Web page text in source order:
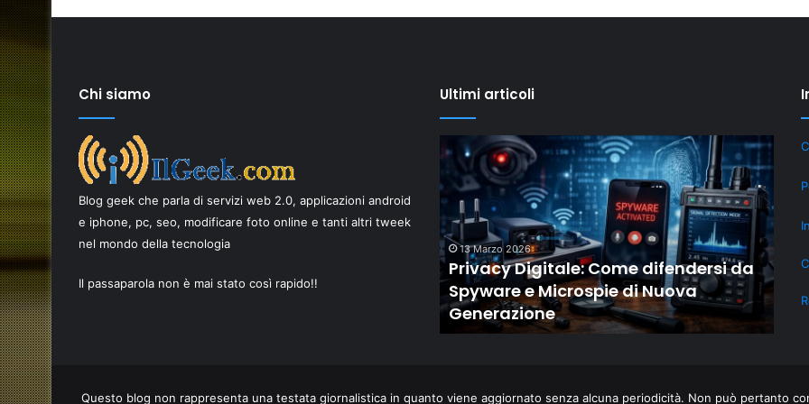
Chi siamo
Blog geek che parla di servizi web 2.0, applicazioni android
e iphone, pc, seo, modificare foto online e tanti altri tweek
nel mondo della tecnologia
Il passaparola non è mai stato così rapido!!
Ultimi articoli
è una
Come
scegliere
migliori
ricambi
per
una
17 Giugno 2026
smartphone per una riparazione di
Privacy
Digitale:
Come
difendersi
da
Spyware
e
Microspie
di
Nuova
Generazione
13 Marzo 2026
Privacy Digitale: Come difendersi da
Spyware e Microspie di Nuova
Generazione
Il
“New
di
mostra
come
storici
Il
Questo blog non rappresenta una testata giornalistica in quanto viene aggiornato senza alcuna periodicità. Non può pertanto